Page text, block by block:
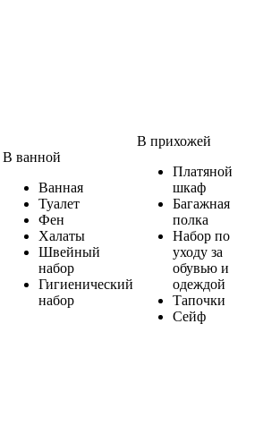
В ванной
Ванная
Туалет
Фен
Халаты
Швейный
набор
Гигиенический
набор
В прихожей
Платяной
шкаф
Багажная
полка
Набор по
уходу за
обувью и
одеждой
Тапочки
Сейф